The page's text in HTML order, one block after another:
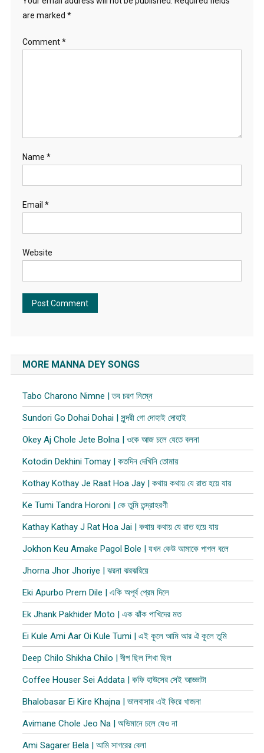
are marked *
Comment*
Name *
Email *
Website
MORE MANNA DEY SONGS
Tabo Charono Nimne | তব চরণ নিম্নে
Sundori Go Dohai Dohai | সুন্দরী গো দোহাই দোহাই
Okey Aj Chole Jete Bolna | ওকে আজ চলে যেতে বলনা
Kotodin Dekhini Tomay | কতদিন দেখিনি তোমায়
Kothay Kothay Je Raat Hoa Jay | কথায় কথায় যে রাত হয়ে যায়
Ke Tumi Tandra Horoni | কে তুমি তন্দ্রাহরণী
Kathay Kathay J Rat Hoa Jai | কথায় কথায় যে রাত হয়ে যায়
Jokhon Keu Amake Pagol Bole | যখন কেউ আমাকে পাগল বলে
Jhorna Jhor Jhoriye | ঝরনা ঝরঝরিয়ে
Eki Apurbo Prem Dile | একি অপূর্ব প্রেম দিলে
Ek Jhank Pakhider Moto | এক ঝাঁক পাখিদের মত
Ei Kule Ami Aar Oi Kule Tumi | এই কূলে আমি আর ঐ কূলে তুমি
Deep Chilo Shikha Chilo | দীপ ছিল শিখা ছিল
Coffee Houser Sei Addata | কফি হাউসের সেই আড্ডাটা
Bhalobasar Ei Kire Khajna | ভালবাসার এই কিরে খাজনা
Avimane Chole Jeo Na | অভিমানে চলে যেও না
Ami Sagarer Bela | আমি সাগরের বেলা